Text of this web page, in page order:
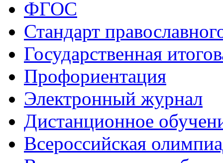
ФГОС
Стандарт
Государственная
Профориентация
Электронный журнал
Дистанционное
Всероcсийская